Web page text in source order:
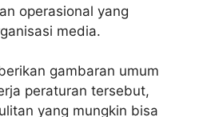
operasional yang
media.
gambaran umum
peraturan tersebut,
yang mungkin bisa